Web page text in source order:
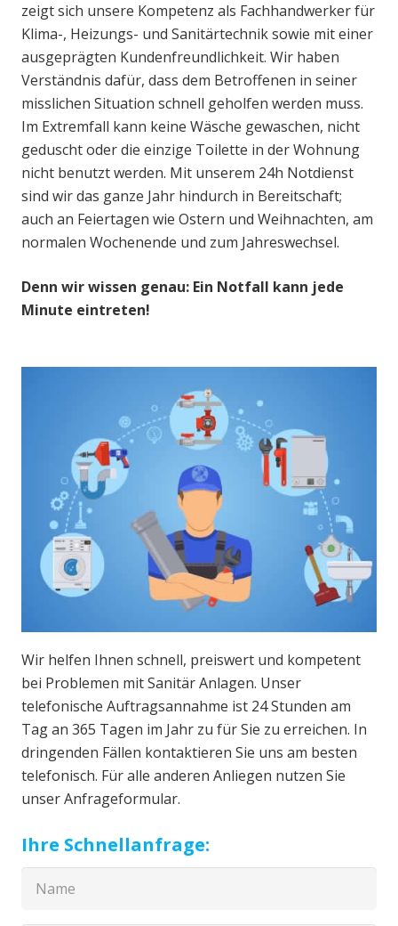
zeigt sich unsere Kompetenz als Fachhandwerker für
Klima-, Heizungs- und Sanitärtechnik sowie mit einer
ausgeprägten Kundenfreundlichkeit. Wir haben
Verständnis dafür, dass dem Betroffenen in seiner
misslichen Situation schnell geholfen werden muss.
Im Extremfall kann keine Wäsche gewaschen, nicht
geduscht oder die einzige Toilette in der Wohnung
nicht benutzt werden. Mit unserem 24h Notdienst
sind wir das ganze Jahr hindurch in Bereitschaft;
auch an Feiertagen wie Ostern und Weihnachten, am
normalen Wochenende und zum Jahreswechsel.
Denn wir wissen genau: Ein Notfall kann jede
Minute eintreten!
Wir helfen Ihnen schnell, preiswert und kompetent
bei Problemen mit Sanitär Anlagen. Unser
telefonische Auftragsannahme ist 24 Stunden am
Tag an 365 Tagen im Jahr zu für Sie zu erreichen. In
dringenden Fällen kontaktieren Sie uns am besten
telefonisch. Für alle anderen Anliegen nutzen Sie
unser Anfrageformular.
Ihre Schnellanfrage: